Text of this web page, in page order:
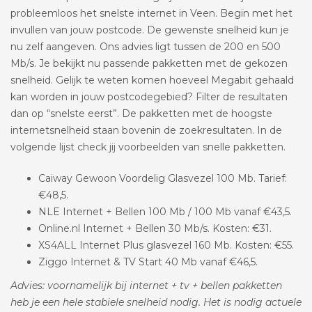
probleemloos het snelste internet in Veen. Begin met het
invullen van jouw postcode. De gewenste snelheid kun je
nu zelf aangeven. Ons advies ligt tussen de 200 en 500
Mb/s. Je bekijkt nu passende pakketten met de gekozen
snelheid. Gelijk te weten komen hoeveel Megabit gehaald
kan worden in jouw postcodegebied? Filter de resultaten
dan op “snelste eerst”. De pakketten met de hoogste
internetsnelheid staan bovenin de zoekresultaten. In de
volgende lijst check jij voorbeelden van snelle pakketten.
Caiway Gewoon Voordelig Glasvezel 100 Mb. Tarief:
€48,5.
NLE Internet + Bellen 100 Mb / 100 Mb vanaf €43,5.
Online.nl Internet + Bellen 30 Mb/s. Kosten: €31.
XS4ALL Internet Plus glasvezel 160 Mb. Kosten: €55.
Ziggo Internet & TV Start 40 Mb vanaf €46,5.
Advies: voornamelijk bij internet + tv + bellen pakketten
heb je een hele stabiele snelheid nodig. Het is nodig actuele